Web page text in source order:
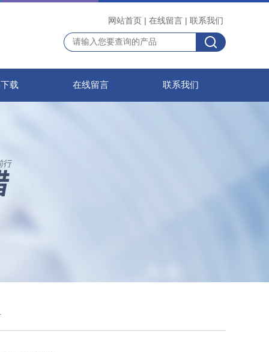
网站首页 | 在线留言 | 联系我们
载 在线留言 联系我们